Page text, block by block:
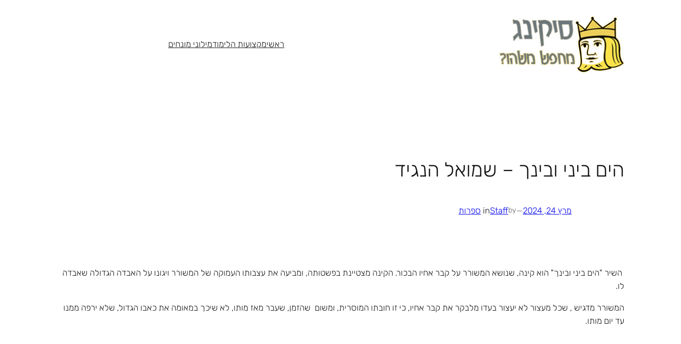
ראשימקצועות הלימודמילוני מונחים
הים ביני ובינך – שמואל הנגיד
מרץ 24, 2024 —
by
Staff
in ספרות
השיר "הים ביני ובינך" הוא קינה, שנושא המשורר על קבר אחיו הבכור. הקינה מצטיינת בפשטותה, ומביעה את עצבותו העמוקה של המשורר ויגונו על האבדה הגדולה שאבדה
לו.
המשורר מדגיש , שכל מעצור לא יעצור בעדו מלבקר את קבר אחיו, כי זו חובתו המוסרית, ומשום שהזמן, שעבר מאז מותו, לא שיכך במאומה את כאבו הגדול, שלא ירפה ממנו
עד יום מותו.